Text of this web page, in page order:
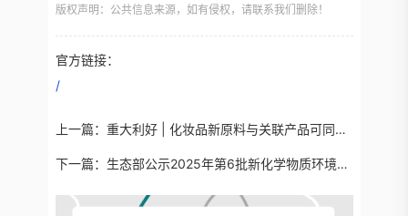
版权声明：公共信息来源，如有侵权，请联系我们删除！
官方链接：
/
上一篇： 重大利好 | 化妆品新原料与关联产品可同步申报
下一篇： 生态部公示2025年第6批新化学物质环境管理简易登记证申请审查情况